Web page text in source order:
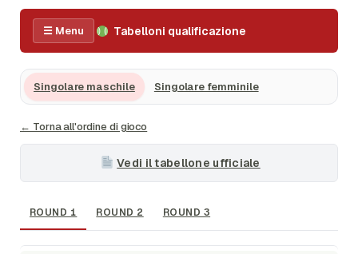
☰ Menu Tabelloni qualificazione
Singolare maschile Singolare femminile
← Torna all'ordine di gioco
Vedi il tabellone ufficiale
ROUND 1 ROUND 2 ROUND 3